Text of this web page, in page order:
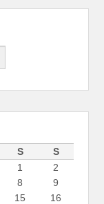
S
S
1
2
8
9
15
16